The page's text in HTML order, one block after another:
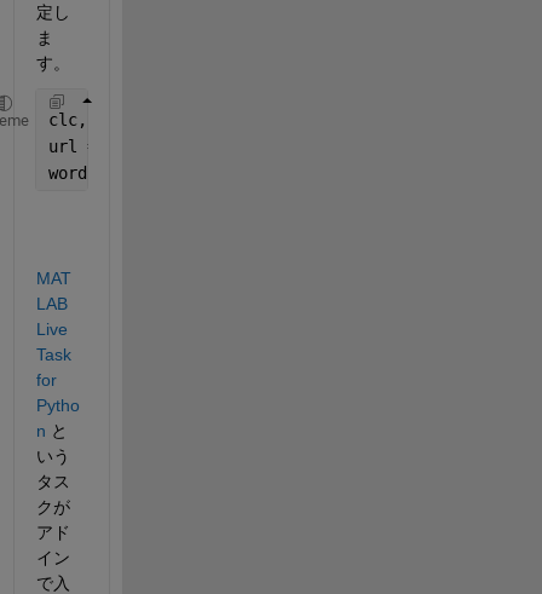
定し
ま
す。
clc,clear;
url =
word = input(
MAT
LAB
Live
Task
for
Pytho
n と
いう
タス
クが
アド
イン
で入